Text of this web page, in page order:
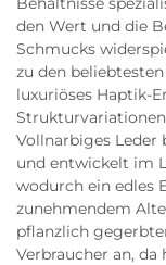
den Wert und die
Schmucks
zu den
luxuriöses Haptik-
Vollnarbiges
und entwickelt im
wodurch ein edles
zunehmendem
pflanzlich
Verbraucher an,